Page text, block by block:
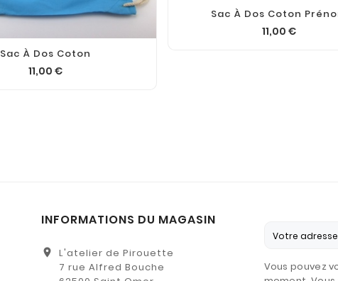
Sac À Dos Coton
11,00 €
Sac À Dos Coton
11,00 €
INFORMATIONS DU MAGASIN
location_on
L'atelier de Pirouette
7 rue Alfred Bouche
Vous pouvez